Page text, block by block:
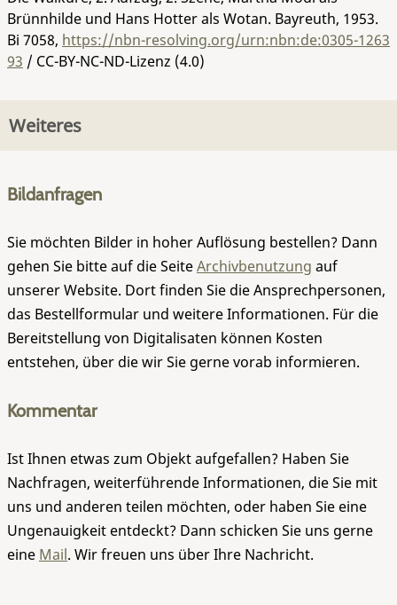
Brünnhilde und Hans Hotter als Wotan. Bayreuth, 1953.
Bi 7058, https://nbn-resolving.org/urn:nbn:de:0305-1263
93 / CC-BY-NC-ND-Lizenz (4.0)
Weiteres
Bildanfragen
Sie möchten Bilder in hoher Auflösung bestellen? Dann
gehen Sie bitte auf die SeiteArchivbenutzung auf
unserer Website. Dort finden Sie die Ansprechpersonen,
das Bestellformular und weitere Informationen. Für die
Bereitstellung von Digitalisaten können Kosten
entstehen, über die wir Sie gerne vorab informieren.
Kommentar
Ist Ihnen etwas zum Objekt aufgefallen? Haben Sie
Nachfragen, weiterführende Informationen, die Sie mit
uns und anderen teilen möchten, oder haben Sie eine
Ungenauigkeit entdeckt? Dann schicken Sie uns gerne
eine Mail. Wir freuen uns über Ihre Nachricht.